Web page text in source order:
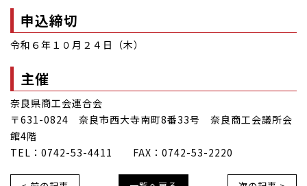
申込締切
令和６年１０月２４日（木）
主催
奈良県商工会連合会
〒631-0824 奈良市西大寺南町8番33号 奈良商工会議所会
館4階
TEL：0742-53-4411 FAX：0742-53-2220